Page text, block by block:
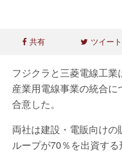
共有 ツイート
フジクラと三菱電線工
産業用電線事業の統合
合意した。
両社は建設・電販向け
ループが70％を出資す